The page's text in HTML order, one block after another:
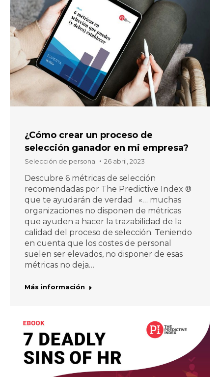
¿Cómo crear un proceso de
selección ganador en mi empresa?
Selección de personal 26 abril, 2023
Descubre 6 métricas de selección
recomendadas por The Predictive Index ®
que te ayudarán de verdad «… muchas
organizaciones no disponen de métricas
que ayuden a hacer la trazabilidad de la
calidad del proceso de selección. Teniendo
en cuenta que los costes de personal
suelen ser elevados, no disponer de esas
métricas no deja…
Más información